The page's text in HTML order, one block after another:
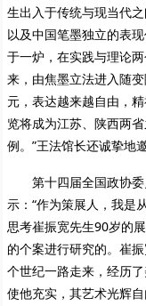
生出入于传统与现当代
以及中国笔墨独立的表
于一炉，在实践与理论
来，由焦墨立法进入随
元，表达越来越自由，
览将成为江苏、陕西两
例。”王法馆长还诚挚地
第十四届全国政协
示：“作为策展人，我是
思考崔振宽先生90岁的
的个案进行研究的。崔
个世纪一路走来，经历
使他充实，其艺术光辉